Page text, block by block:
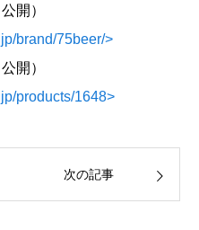
開）
brand/75beer/>
開）
products/1648>
次の記事